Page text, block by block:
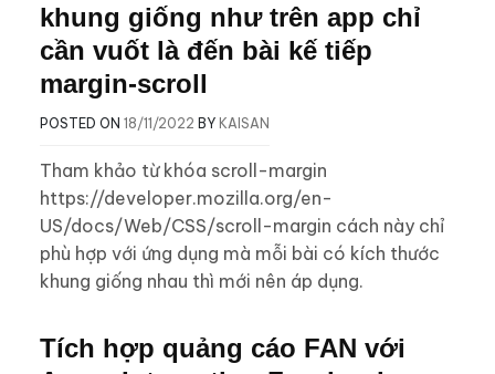
khung giống như trên app chỉ
cần vuốt là đến bài kế tiếp
margin-scroll
POSTED ON 18/11/2022 BY KAISAN
Tham khảo từ khóa scroll-margin
https://developer.mozilla.org/en-
US/docs/Web/CSS/scroll-margin cách này chỉ
phù hợp với ứng dụng mà mỗi bài có kích thước
khung giống nhau thì mới nên áp dụng.
Tích hợp quảng cáo FAN với